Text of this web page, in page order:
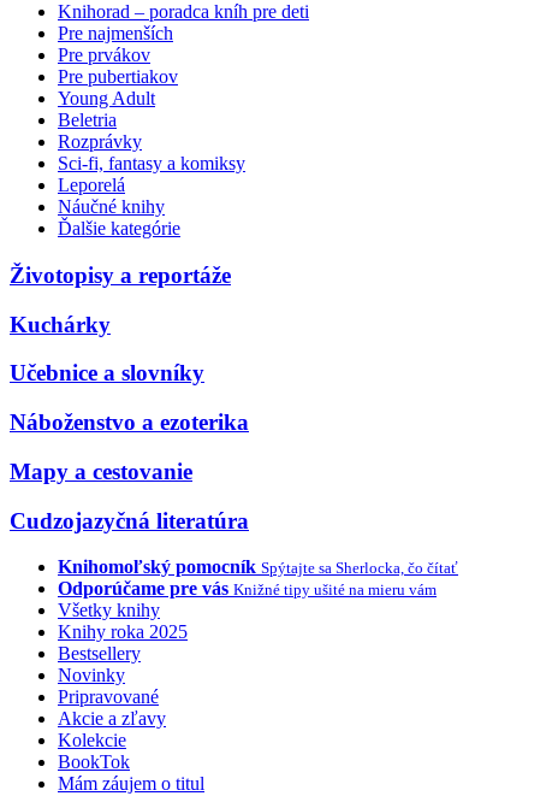
Knihorad – poradca kníh pre deti
Pre najmenších
Pre prvákov
Pre pubertiakov
Young Adult
Beletria
Rozprávky
Sci-fi, fantasy a komiksy
Leporelá
Náučné knihy
Ďalšie kategórie
Životopisy a reportáže
Kuchárky
Učebnice a slovníky
Náboženstvo a ezoterika
Mapy a cestovanie
Cudzojazyčná literatúra
Knihomoľský pomocník Spýtajte sa Sherlocka, čo čítať
Odporúčame pre vás Knižné tipy ušité na mieru vám
Všetky knihy
Knihy roka 2025
Bestsellery
Novinky
Pripravované
Akcie a zľavy
Kolekcie
BookTok
Mám záujem o titul